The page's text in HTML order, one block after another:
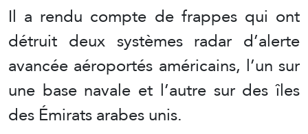
Il a rendu compte de frappes qui ont
détruit deux systèmes radar d’alerte
avancée aéroportés américains, l’un sur
une base navale et l’autre sur des îles
des Émirats arabes unis.